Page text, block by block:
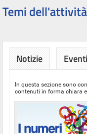
Temi
Notizie
In questa sezione sono
contenuti in forma chiara